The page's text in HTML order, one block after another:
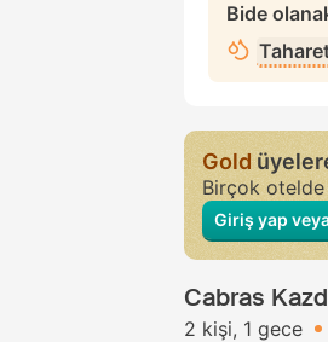
Bide
Gold
Birçok otelde
Giriş yap
Cabras
2 kişi 1 gece